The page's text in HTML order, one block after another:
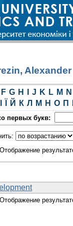
Alexander
F G H J K L M N
Й К Л М Н О П
первых букв:
Отображение
Отображение